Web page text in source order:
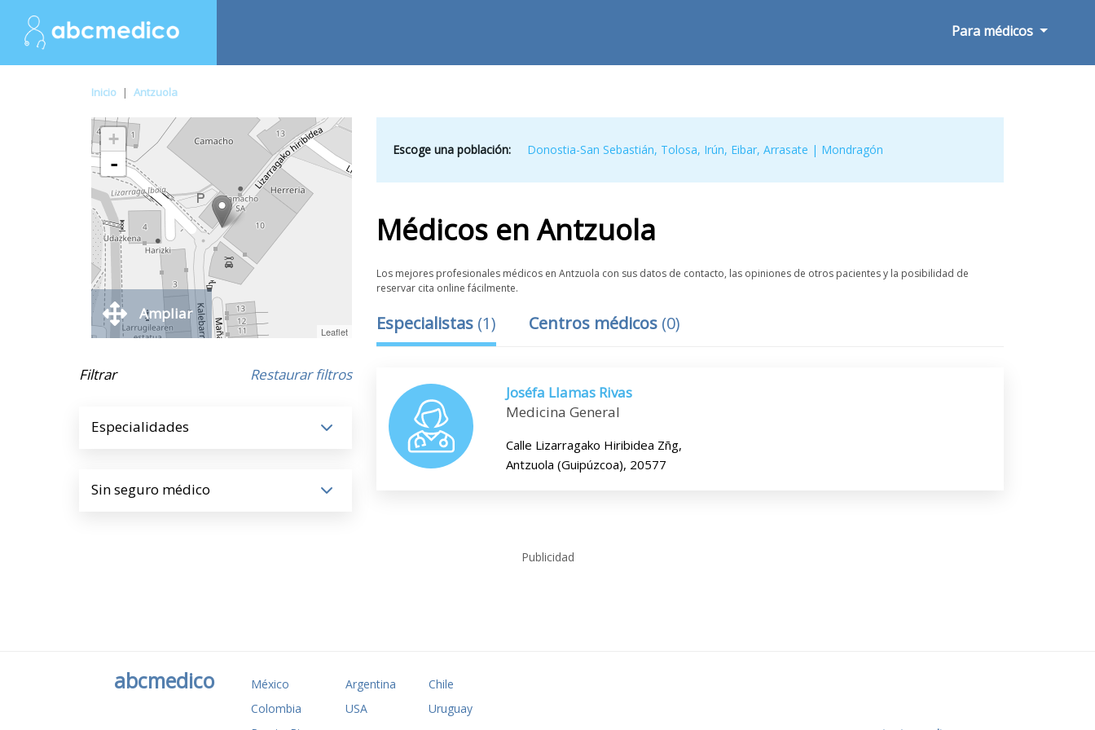
Para médicos
Inicio | Antzuola
+
-
Leaflet
Ampliar
Filtrar Restaurar filtros
Especialidades
Sin seguro médico
Escoge una población: Donostia-San Sebastián, Tolosa, Irún, Eibar,Arrasate | Mondragón
Médicos enAntzuola
Los mejores profesionales médicos en Antzuola con sus datos de contacto, las opiniones de otros pacientes y la posibilidad de
reservar cita online fácilmente.
Especialistas (1) Centros médicos (0)
Joséfa Llamas Rivas
Medicina General
Calle Lizarragako Hiribidea Zñg,
Antzuola (Guipúzcoa), 20577
Publicidad
abcmedico México Argentina
Chile
Colombia
USA
Uruguay